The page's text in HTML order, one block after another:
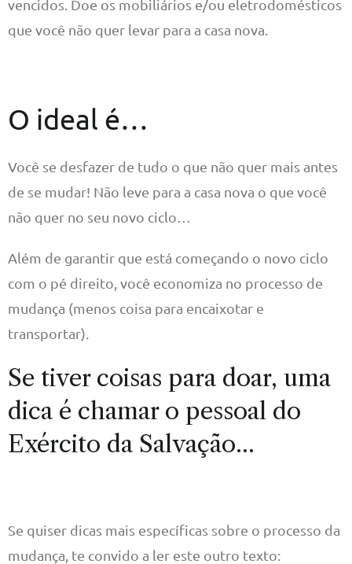
vencidos. Doe os mobiliários e/ou eletrodomésticos
que você não quer levar para a casa nova.
O ideal é…
Você se desfazer de tudo o que não quer mais antes
de se mudar! Não leve para a casa nova o que você
não quer no seu novo ciclo…
Além de garantir que está começando o novo ciclo
com o pé direito, você economiza no processo de
mudança (menos coisa para encaixotar e
transportar).
Se tiver coisas para doar, uma
dica é chamar o pessoal do
Exército da Salvação…
Se quiser dicas mais específicas sobre o processo da
mudança, te convido a ler este outro texto: